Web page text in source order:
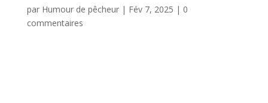
par Humour de pêcheur| Fév 7, 2025 | 0
commentaires